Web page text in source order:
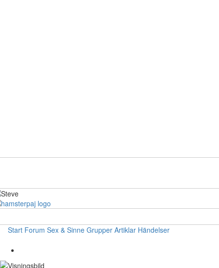
Start Forum Sex & Sinne Grupper Artiklar Händelser